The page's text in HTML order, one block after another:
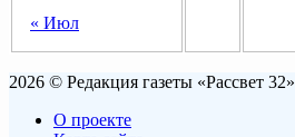
« Июл
2026 © Редакция газеты «Рассвет 32»
О проекте